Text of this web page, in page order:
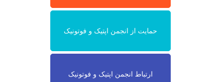
حمایت از انجمن اپتیک و فوتونیک
ارتباط انجمن اپتیک و فوتونیک